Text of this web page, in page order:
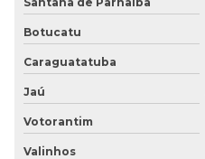
Piso tátil borracha preço
Piso tátil para cegos
Piso tátil de concreto
Piso tátil concreto 25x25
Botucatu
Caraguatatuba
Jaú
Votorantim
Valinhos